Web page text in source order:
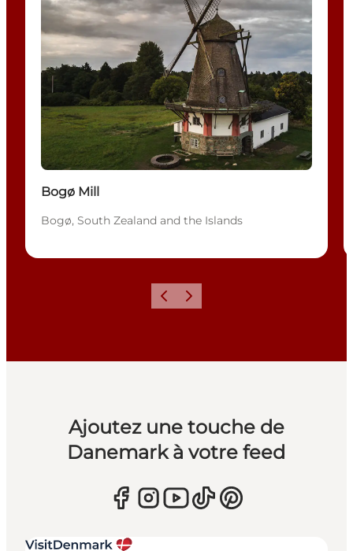
Bogø Mill
Bogø, South Zealand and the Islands
PrécédentSuivant
Ajoutez une touche de
Danemark à votre feed